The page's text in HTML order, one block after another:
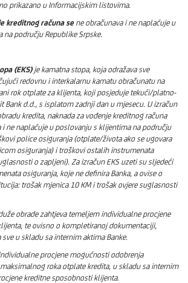
prikazano u Informacijskim listovima.
kreditnog računa se ne obračunava i ne naplaćuje u
području Republike Srpske.
(EKS)je kamatna stopa, koja odražava sve
redovnu i interkalarnu kamatu obračunatu na
rok otplate za klijenta, koji posjeduje tekući/platno-
Bank d.d., s isplatom zadnji dan u mjesecu. U izračun
kredita, naknada za vođenje kreditnog računa
i ne naplaćuje u poslovanju s klijentima na području
police osiguranja (otplate/života ako se ugovara
osiguranja) i troškovi ostalih instrumenata
o zapljeni). Za izračun EKS uzeti su sljedeći
osiguranja, koje ne definira Banka, a ovise o
trošak mjenica 10 KM i trošak ovjere suglasnosti
obrade zahtjeva temeljem individualne procjene
te ovisno o kompletiranoj dokumentaciji,
u skladu sa internim aktima Banke.
procjene mogućnosti odobrenja
roka otplate kredita, u skladu sa internim
kreditne sposobnosti klijenta.